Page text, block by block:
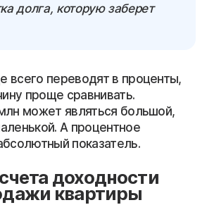
долга, которую заберет
всего переводят в проценты,
проще сравнивать.
может являться большой,
А процентное
показатель.
доходности
квартиры